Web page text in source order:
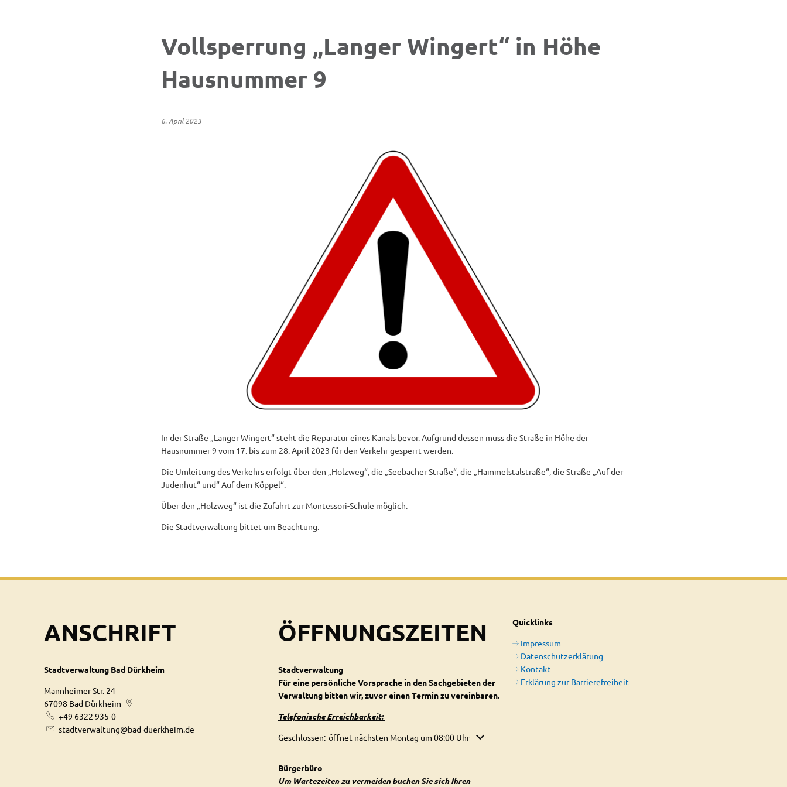
Vollsperrung „Langer Wingert“ in Höhe
Hausnummer 9
6. April 2023
In der Straße „Langer Wingert“ steht die Reparatur eines Kanals bevor. Aufgrund dessen muss die Straße in Höhe der
Hausnummer 9 vom 17. bis zum 28. April 2023 für den Verkehr gesperrt werden.
Die Umleitung des Verkehrs erfolgt über den „Holzweg“, die „Seebacher Straße“, die „Hammelstalstraße“, die Straße „Auf der
Judenhut“ und“ Auf dem Köppel“.
Über den „Holzweg“ ist die Zufahrt zur Montessori-Schule möglich.
Die Stadtverwaltung bittet um Beachtung.
ANSCHRIFT
Stadtverwaltung Bad Dürkheim
Mannheimer Str. 24
67098 Bad Dürkheim
+49 6322 935-0
stadtverwaltung@bad-duerkheim.de
ÖFFNUNGSZEITEN
Stadtverwaltung
Für eine persönliche Vorsprache in den Sachgebieten der
Verwaltung bitten wir, zuvor einen Termin zu vereinbaren.
Telefonische Erreichbarkeit:
Klicken, um weitere Öffnungs- oder Schließzeiten auszublenden
Geschlossen: öffnet nächsten Montag um 08:00 Uhr
Bürgerbüro
Um Wartezeiten zu vermeiden buchen Sie sich Ihren
Quicklinks
Impressum
Datenschutzerklärung
Kontakt
Erklärung zur Barrierefreiheit